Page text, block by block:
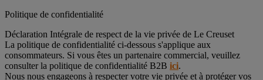
Politique de confidentialité
Déclaration Intégrale de respect de la vie privée de Le Creuset
La politique de confidentialité ci-dessous s'applique aux
consommateurs. Si vous êtes un partenaire commercial, veuillez
consulter la politique de confidentialité B2B ici.
Nous nous engageons à respecter votre vie privée et à protéger vos